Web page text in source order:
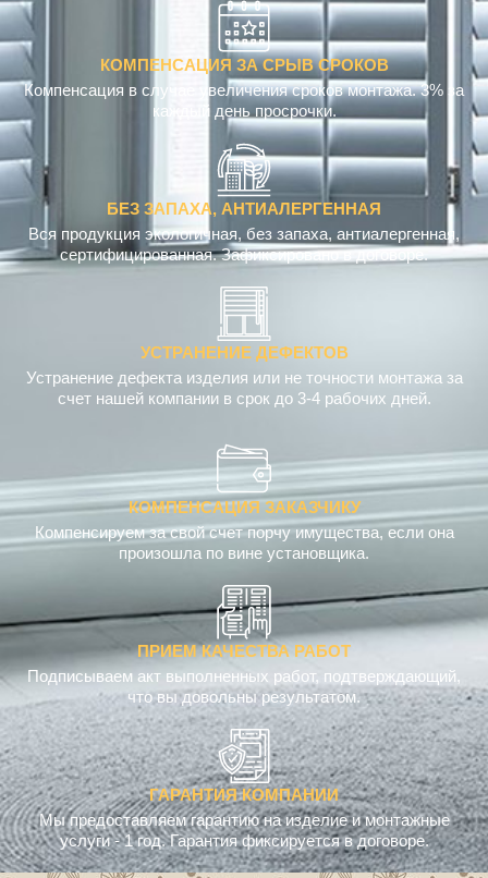
КОМПЕНСАЦИЯ ЗА СРЫВ СРОКОВ
Компенсация в случае увеличения сроков монтажа. 3% за
каждый день просрочки.
БЕЗ ЗАПАХА, АНТИАЛЕРГЕННАЯ
Вся продукция экологичная, без запаха, антиалергенная,
сертифицированная. Зафиксировано в договоре.
УСТРАНЕНИЕ ДЕФЕКТОВ
Устранение дефекта изделия или не точности монтажа за
счет нашей компании в срок до 3-4 рабочих дней.
КОМПЕНСАЦИЯ ЗАКАЗЧИКУ
Компенсируем за свой счет порчу имущества, если она
произошла по вине установщика.
ПРИЕМ КАЧЕСТВА РАБОТ
Подписываем акт выполненных работ, подтверждающий,
что вы довольны результатом.
ГАРАНТИЯ КОМПАНИИ
Мы предоставляем гарантию на изделие и монтажные
услуги - 1 год. Гарантия фиксируется в договоре.